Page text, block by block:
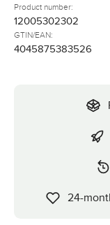
Product number:
12005302302
GTIN/EAN:
4045875383526
24-